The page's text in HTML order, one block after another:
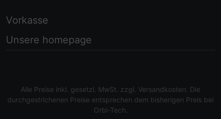
Vorkasse
Unsere homepage
Alle Preise inkl. gesetzl. MwSt. zzgl. Versandkosten . Die
durchgestrichenen Preise entsprechen dem bisherigen Preis bei
Orbi-Tech.